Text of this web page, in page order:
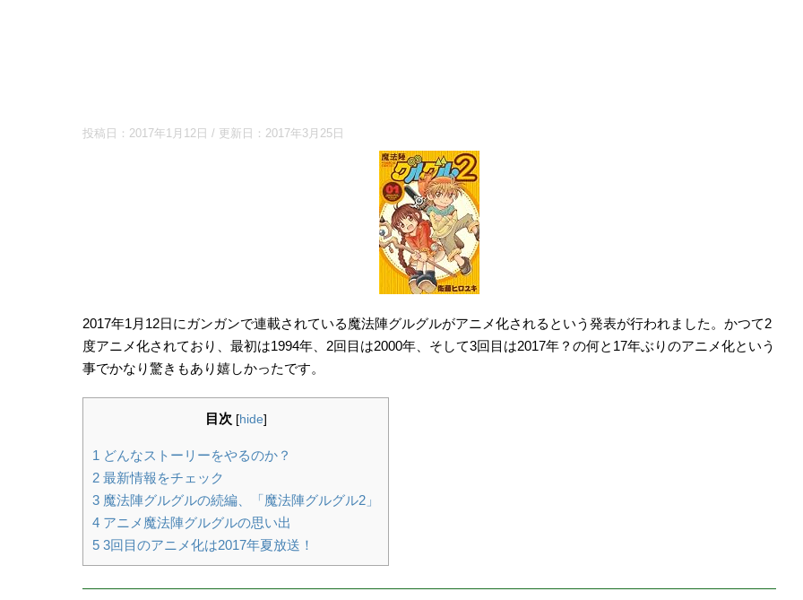
投稿日： 2017年1月12日 / 更新日： 2017年3月25日
2017年1月12日にガンガンで連載されている魔法陣グルグルがアニメ化されるという発表が行われました。かつて2
度アニメ化されており、最初は1994年、2回目は2000年、そして3回目は2017年？の何と17年ぶりのアニメ化という
事でかなり驚きもあり嬉しかったです。
目次 [hide]
1 どんなストーリーをやるのか？
2 最新情報をチェック
3 魔法陣グルグルの続編、「魔法陣グルグル2」
4 アニメ魔法陣グルグルの思い出
5 3回目のアニメ化は2017年夏放送！